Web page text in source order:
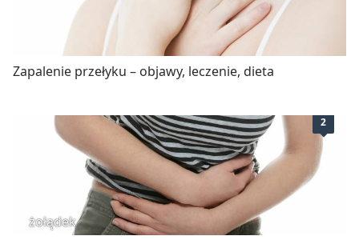
Zapalenie przełyku – objawy, leczenie, dieta
2
żołądek